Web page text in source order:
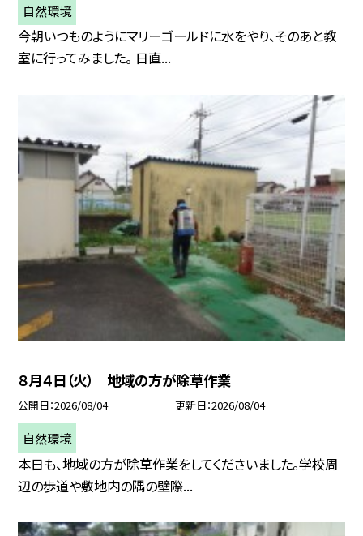
自然環境
今朝いつものようにマリーゴールドに水をやり、そのあと教
室に行ってみました。 日直...
８月４日（火） 地域の方が除草作業
公開日 2026/08/04 更新日 2026/08/04
自然環境
本日も、地域の方が除草作業をしてくださいました。学校周
辺の歩道や敷地内の隅の壁際...